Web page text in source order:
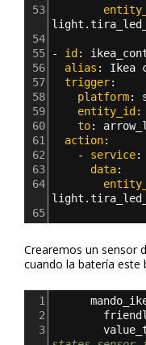
53
54
55
- id :
56
  alias
: Ikea
57
  trigger
:
58
platform:
59
entity_id :
60
to:
61
  action
:
62
- service:
63
data:
64
65
Crearemos un sensor
cuando la batería este
1
2
3